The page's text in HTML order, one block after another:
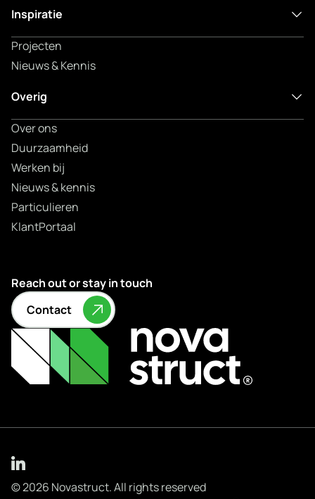
Inspiratie
Projecten
Nieuws & Kennis
Overig
Over ons
Duurzaamheid
Werken bij
Nieuws & kennis
Particulieren
KlantPortaal
Reach out or stay in touch
Contact
© 2026 Novastruct. All rights reserved